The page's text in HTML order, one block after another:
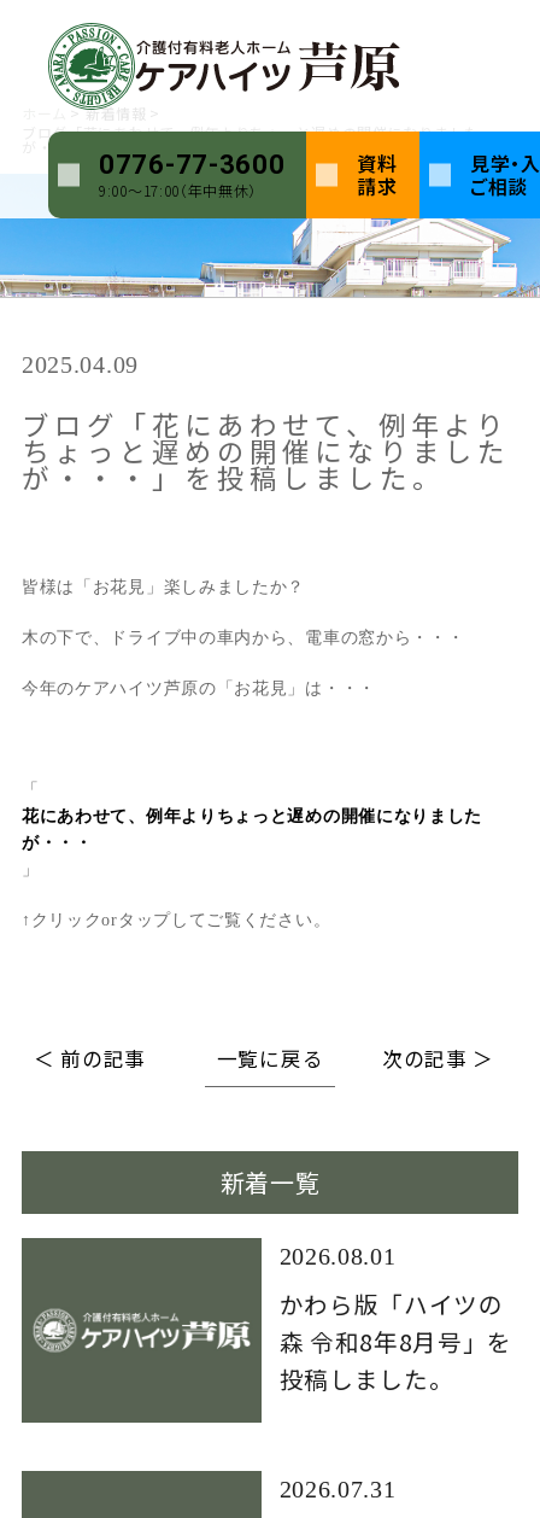
0776-77-3600
9:00〜17:00（年中無休）
資料
請求
見学・
ご相談
新着情報
ブログ「花にあわせて、例年よりちょっと遅めの開催になりました
が・・・」を投稿しました。
2025.04.09
ブログ「花にあわせて、例年より
ちょっと遅めの開催になりました
が・・・」を投稿しました。
皆様は「お花見」楽しみましたか？
木の下で、ドライブ中の車内から、電車の窓から・・・
今年のケアハイツ芦原の「お花見」は・・・
「
花にあわせて、例年よりちょっと遅めの開催になりました
が・・・
」
↑クリックorタップしてご覧ください。
＜ 前の記事 一覧に戻る 次の記事 ＞
新着一覧
2026.08.01
かわら版「ハイツの
森 令和8年8月号」を
投稿しました。
2026.07.31